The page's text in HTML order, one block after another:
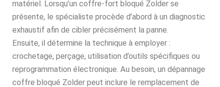
matériel. Lorsqu’un coffre-fort bloqué Zolder se
présente, le spécialiste procède d’abord à un diagnostic
exhaustif afin de cibler précisément la panne.
Ensuite, il détermine la technique à employer :
crochetage, perçage, utilisation d’outils spécifiques ou
reprogrammation électronique. Au besoin, un dépannage
coffre bloqué Zolder peut inclure le remplacement de